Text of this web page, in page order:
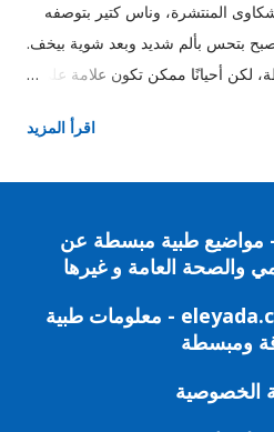
المنتشرة، وناس كتير بتوصفه
بتحس بألم شديد وبعد شوية بيخف.
لكن أحيانًا ممكن تكون علامة على
سبب) ده السبب رقم واحد في ألم
بيخف مع الحركة يرجع تاني بعد الراحة 2. الشوكة العظمية زوائد
دايمًا هي السبب، لكن ممكن تزود
الكعب وبيزود المشكلة. 4. الحذاء غير المناسب لبس جزمة
اقرأ المزيد
- مواضيع طبية مبسطة عن
والصحة العامة و غيرها
من نحن | العيادة eleyada.com - معلومات طبية
ومبسطة
الخصوصية